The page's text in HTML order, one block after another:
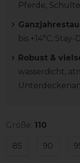
Pferde,
bis +14°C,
Robust &
wasserdicht,
Größe: 110
85 90